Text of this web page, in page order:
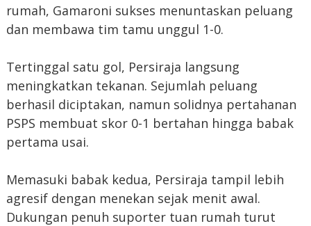
rumah, Gamaroni sukses menuntaskan peluang
dan membawa tim tamu unggul 1-0.
Tertinggal satu gol, Persiraja langsung
meningkatkan tekanan. Sejumlah peluang
berhasil diciptakan, namun solidnya pertahanan
PSPS membuat skor 0-1 bertahan hingga babak
pertama usai.
Memasuki babak kedua, Persiraja tampil lebih
agresif dengan menekan sejak menit awal.
Dukungan penuh suporter tuan rumah turut